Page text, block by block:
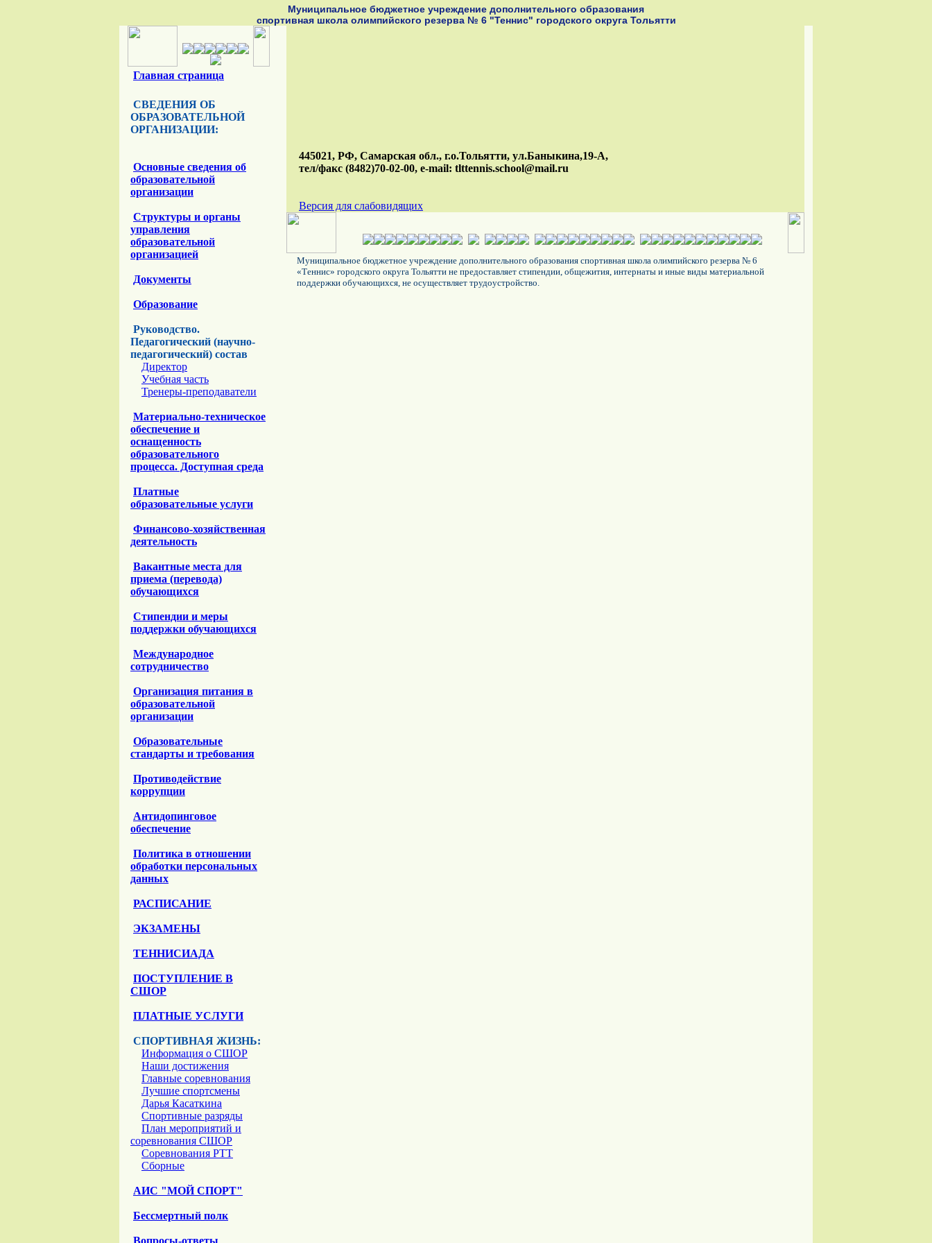
Муниципальное бюджетное учреждение дополнительного образования
спортивная школа олимпийского резерва № 6 "Теннис" городского округа Тольятти
Главная страница
СВЕДЕНИЯ ОБ
ОБРАЗОВАТЕЛЬНОЙ
ОРГАНИЗАЦИИ:
Основные сведения об
образовательной
организации
Структуры и органы
управления
образовательной
организацией
Документы
Образование
Руководство.
Педагогический (научно-
педагогический) состав
Директор
Учебная часть
Тренеры-преподаватели
Материально-техническое
обеспечение и
оснащенность
образовательного
процесса. Доступная среда
Платные
образовательные услуги
Финансово-хозяйственная
деятельность
Вакантные места для
приема (перевода)
обучающихся
Стипендии и меры
поддержки обучающихся
Международное
сотрудничество
Организация питания в
образовательной
организации
Образовательные
стандарты и требования
Противодействие
коррупции
Антидопинговое
обеспечение
Политика в отношении
обработки персональных
данных
РАСПИСАНИЕ
ЭКЗАМЕНЫ
ТЕННИСИАДА
ПОСТУПЛЕНИЕ В
СШОР
ПЛАТНЫЕ УСЛУГИ
СПОРТИВНАЯ ЖИЗНЬ:
Информация о СШОР
Наши достижения
Главные соревнования
Лучшие спортсмены
Дарья Касаткина
Спортивные разряды
План мероприятий и
соревнования СШОР
Соревнования РТТ
Сборные
АИС "МОЙ СПОРТ"
Бессмертный полк
Вопросы-ответы
445021, РФ, Самарская обл., г.о.Тольятти, ул.Баныкина,19-А,
тел/факс (8482)70-02-00, e-mail: tlttennis.school@mail.ru
Версия для слабовидящих
Муниципальное бюджетное учреждение дополнительного образования спортивная школа олимпийского резерва № 6
«Теннис» городского округа Тольятти не предоставляет стипендии, общежития, интернаты и иные виды материальной
поддержки обучающихся, не осуществляет трудоустройство.